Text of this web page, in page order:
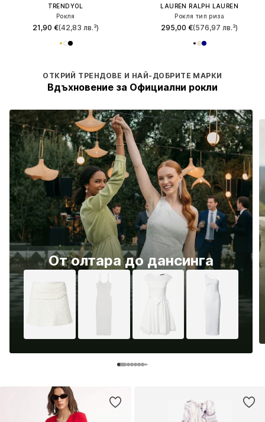
TRENDYOL
Рокля
21,90 €(42,83 лв.³)
LAUREN RALPH LAUREN
Рокля тип риза
295,00 €(576,97 лв.³)
ОТКРИЙ ТРЕНДОВЕ И НАЙ-ДОБРИТЕ МАРКИ
Вдъхновение за Официални рокли
От олтара до дансинга